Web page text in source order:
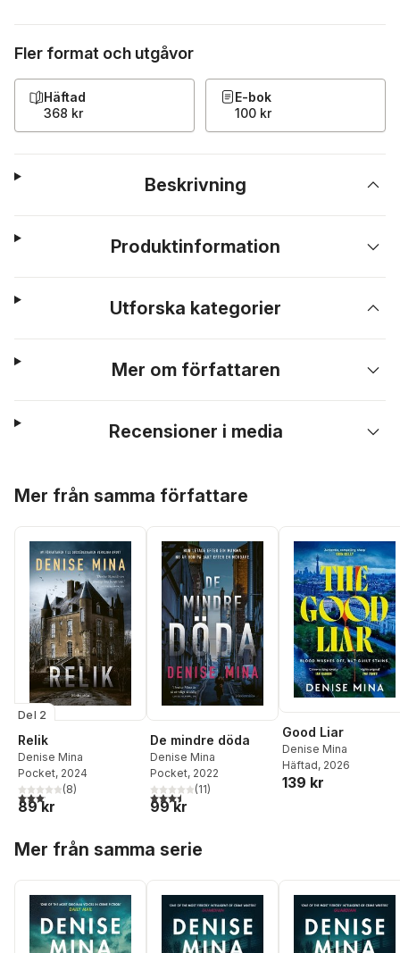
Fler format och utgåvor
Häftad
368 kr
E-bok
100 kr
Beskrivning
Produktinformation
Utforska kategorier
Mer om författaren
Recensioner i media
Mer från samma författare
Del 2
Relik
Denise Mina
Pocket, 2024
3,1utav 5 stjärnor. Totalt antal röster:
(8)
89 kr
De mindre döda
Denise Mina
Pocket, 2022
3,5utav 5 stjärnor. Totalt antal röster:
(11)
99 kr
Good Liar
Denise Mina
Häftad, 2026
139 kr
Mer från samma serie